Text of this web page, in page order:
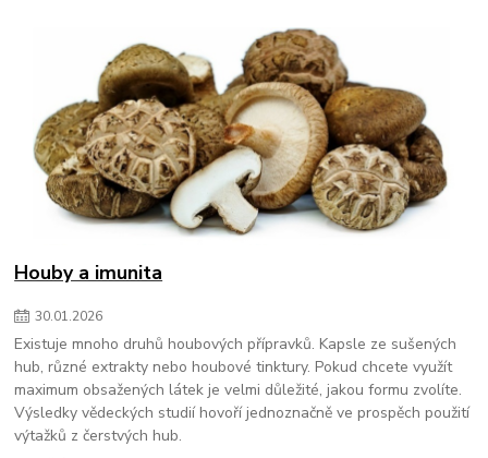
Houby a imunita
30.01.2026
Existuje mnoho druhů houbových přípravků. Kapsle ze sušených
hub, různé extrakty nebo houbové tinktury. Pokud chcete využít
maximum obsažených látek je velmi důležité, jakou formu zvolíte.
Výsledky vědeckých studií hovoří jednoznačně ve prospěch použití
výtažků z čerstvých hub.